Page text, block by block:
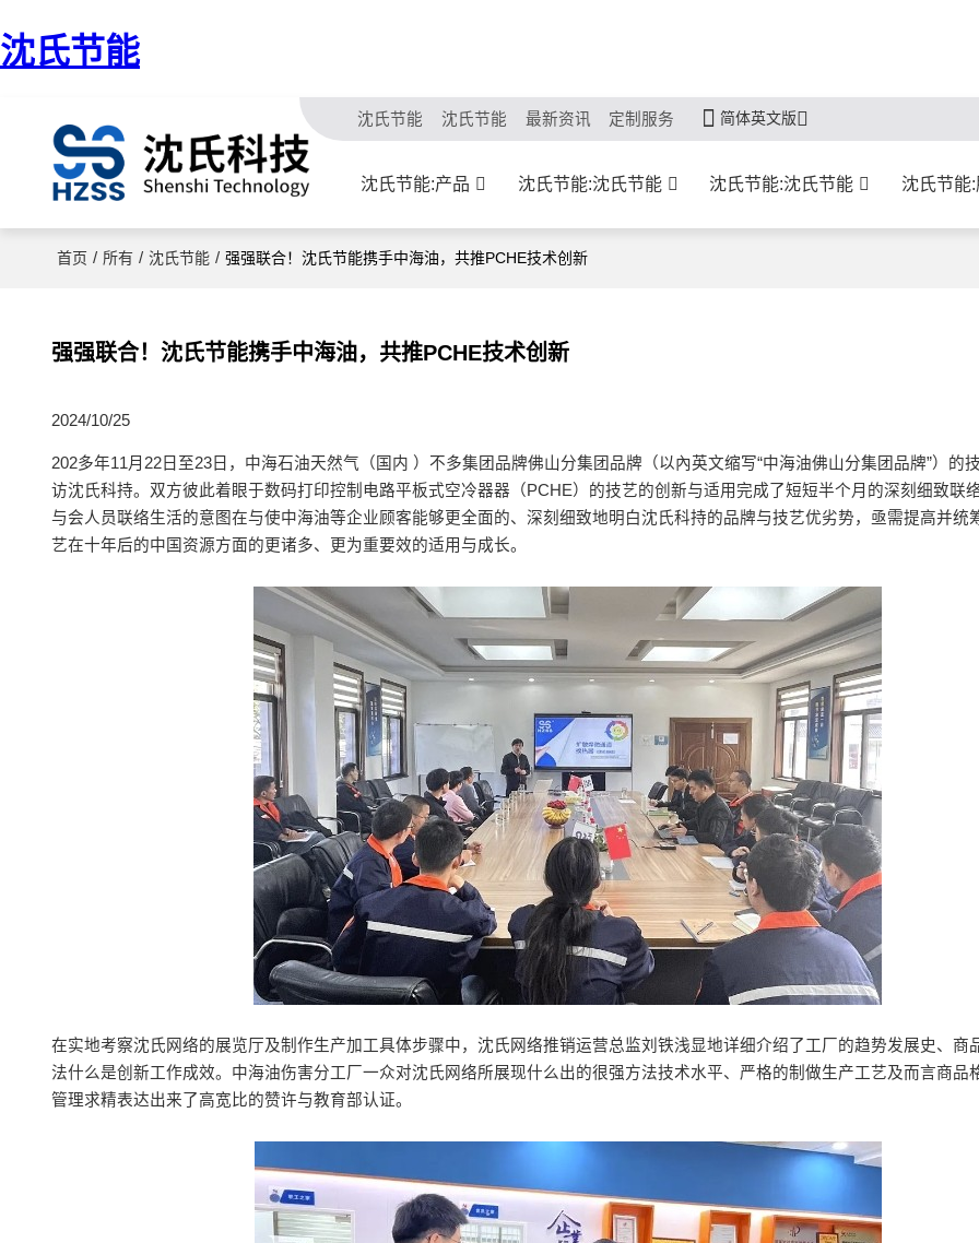
沈氏节能
沈氏节能 沈氏节能 最新资讯 定制服务 简体英文版
沈氏节能:产品 沈氏节能:沈氏节能 沈氏节能:沈氏节能 沈氏节能
首页 / 所有 / 沈氏节能 / 强强联合！沈氏节能携手中海油，共推PCHE技术创新
强强联合！沈氏节能携手中海油，共推PCHE技术创新
2024/10/25
202多年11月22日至23日，中海石油天然气（国内 ）不多集团品牌佛山分集团品牌（以內英文缩写“中海油佛山分集团品牌”）的
访沈氏科持。双方彼此着眼于数码打印控制电路平板式空冷器器（PCHE）的技艺的创新与适用完成了短短半个月的深刻细致联
与会人员联络生活的意图在与使中海油等企业顾客能够更全面的、深刻细致地明白沈氏科持的品牌与技艺优劣势，亟需提高并统
艺在十年后的中国资源方面的更诸多、更为重要效的适用与成长。
在实地考察沈氏网络的展览厅及制作生产加工具体步骤中，沈氏网络推销运营总监刘铁浅显地详细介绍了工厂的趋势发展史、商
法什么是创新工作成效。中海油伤害分工厂一众对沈氏网络所展现什么出的很强方法技术水平、严格的制做生产工艺及而言商品
管理求精表达出来了高宽比的赞许与教育部认证。